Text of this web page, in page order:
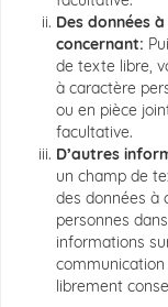
Des données
concernant:
de texte libre,
à caractère
ou en pièce
facultative.
D’autres
un champ de
des données à
personnes
informations
librement